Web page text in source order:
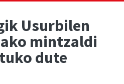
Usurbilen
mintzaldi
dute